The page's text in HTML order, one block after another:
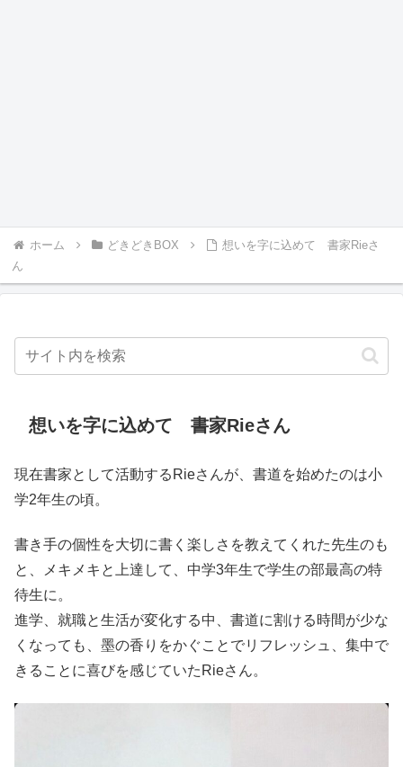
ホーム どきどきBOX
想いを字に込めて 書家Rieさ
ん
想いを字に込めて 書家Rieさん
現在書家として活動するRieさんが、書道を始めたのは小
学2年生の頃。
書き手の個性を大切に書く楽しさを教えてくれた先生のも
と、メキメキと上達して、中学3年生で学生の部最高の特
待生に。
進学、就職と生活が変化する中、書道に割ける時間が少な
くなっても、墨の香りをかぐことでリフレッシュ、集中で
きることに喜びを感じていたRieさん。